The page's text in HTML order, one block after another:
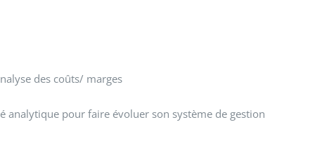
des coûts/ marges
pour faire évoluer son système de gestion